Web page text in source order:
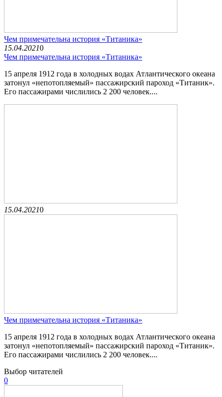
Чем примечательна история «Титаника»
15.04.20210
Чем примечательна история «Титаника»
15 апреля 1912 года в холодных водах Атлантического океана
затонул «непотопляемый» пассажирский пароход «Титаник».
Его пассажирами числились 2 200 человек....
15.04.20210
Чем примечательна история «Титаника»
15 апреля 1912 года в холодных водах Атлантического океана
затонул «непотопляемый» пассажирский пароход «Титаник».
Его пассажирами числились 2 200 человек....
Выбор читателей
0